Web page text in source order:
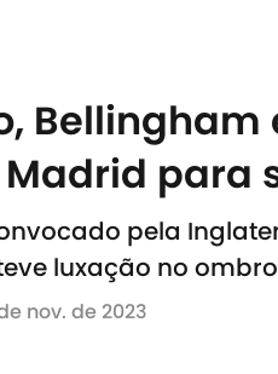
para
pela
luxação no
nov. de 2023